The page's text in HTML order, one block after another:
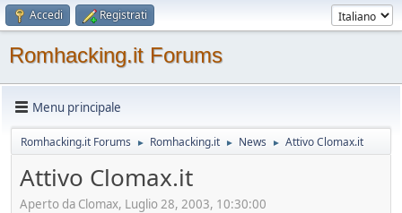
Accedi Registrati
Romhacking.it Forums
Menu principale
Romhacking.it Forums ► Romhacking.it ► News ► Attivo Clomax.it
Attivo Clomax.it
Aperto da Clomax, Luglio 28, 2003, 10:30:00